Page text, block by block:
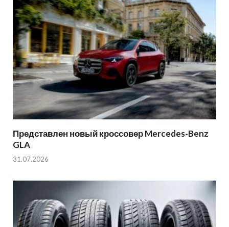
Представлен новый кроссовер Mercedes-Benz
GLA
31.07.2026